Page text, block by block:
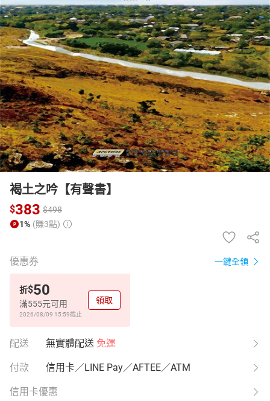
女裝 男裝 化妝保養 情趣用品
日本購物 電子/紙本書
HOT
褐土之吟【有聲書】
$383 $498
1% (賺3點)
優惠券 一鍵全領
折$50
滿555元可用
2026/08/09 15:59截止
領取
配送 無實體配送 免運
付款 信用卡／LINE Pay／AFTEE／ATM
信用卡優惠